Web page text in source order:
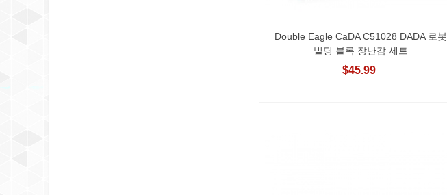
장바구니에 추가
Double Eagle CaDA C51028 DADA 로봇
빌딩 블록 장난감 세트
$45.99